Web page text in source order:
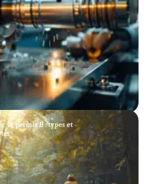
le permis B : types et